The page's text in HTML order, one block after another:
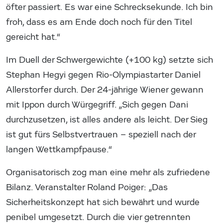
öfter passiert. Es war eine Schrecksekunde. Ich bin
froh, dass es am Ende doch noch für den Titel
gereicht hat.“
Im Duell der Schwergewichte (+100 kg) setzte sich
Stephan Hegyi gegen Rio-Olympiastarter Daniel
Allerstorfer durch. Der 24-jährige Wiener gewann
mit Ippon durch Würgegriff. „Sich gegen Dani
durchzusetzen, ist alles andere als leicht. Der Sieg
ist gut fürs Selbstvertrauen – speziell nach der
langen Wettkampfpause.“
Organisatorisch zog man eine mehr als zufriedene
Bilanz. Veranstalter Roland Poiger: „Das
Sicherheitskonzept hat sich bewährt und wurde
penibel umgesetzt. Durch die vier getrennten